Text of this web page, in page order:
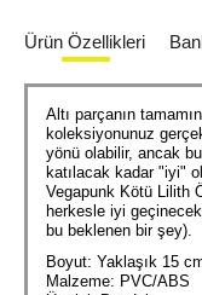
Ürün Özellikleri
Altı parçanın
koleksiyonunuz
yönü olabilir, ancak
katılacak kadar "iyi"
Vegapunk Kötü Lilith
herkesle iyi
bu beklenen bir şey).
Boyut: Yaklaşık 15
Malzeme: PVC/ABS